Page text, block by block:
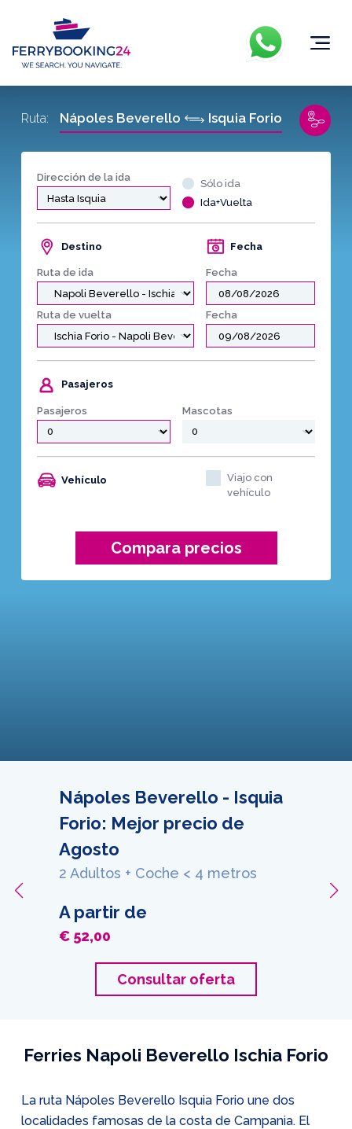
Dirección de la ida
Sólo ida
Ida+Vuelta
Destino
Ruta de ida
Fecha
Fecha
Ruta de vuelta Fecha
Pasajeros
Pasajeros Mascotas
Vehículo
Viajo con
vehículo
Compara precios
Ruta: Nápoles Beverello Isquia Forio
Nápoles Beverello - Isquia
Forio: Mejor precio de
Agosto
2 Adultos + Coche < 4 metros
A partir de
€ 52,00
Consultar oferta
Ferries Napoli Beverello Ischia Forio
La ruta Nápoles Beverello Isquia Forio une dos
localidades famosas de la costa de Campania. El